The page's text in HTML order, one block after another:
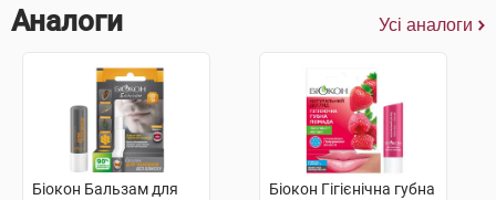
Аналоги Усі аналоги
Біокон Бальзам для
Біокон Гігієнічна губна